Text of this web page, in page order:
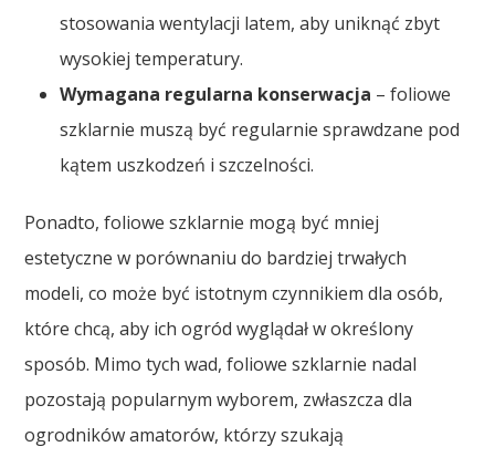
stosowania wentylacji latem, aby uniknąć zbyt
wysokiej temperatury.
Wymagana regularna konserwacja – foliowe
szklarnie muszą być regularnie sprawdzane pod
kątem uszkodzeń i szczelności.
Ponadto, foliowe szklarnie mogą być mniej
estetyczne w porównaniu do bardziej trwałych
modeli, co może być istotnym czynnikiem dla osób,
które chcą, aby ich ogród wyglądał w określony
sposób. Mimo tych wad, foliowe szklarnie nadal
pozostają popularnym wyborem, zwłaszcza dla
ogrodników amatorów, którzy szukają